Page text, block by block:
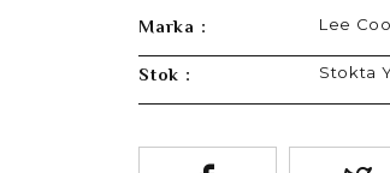
Marka : Lee
Stok : Stokta